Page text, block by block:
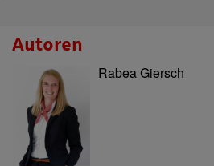
Autoren
Rabea Giersch